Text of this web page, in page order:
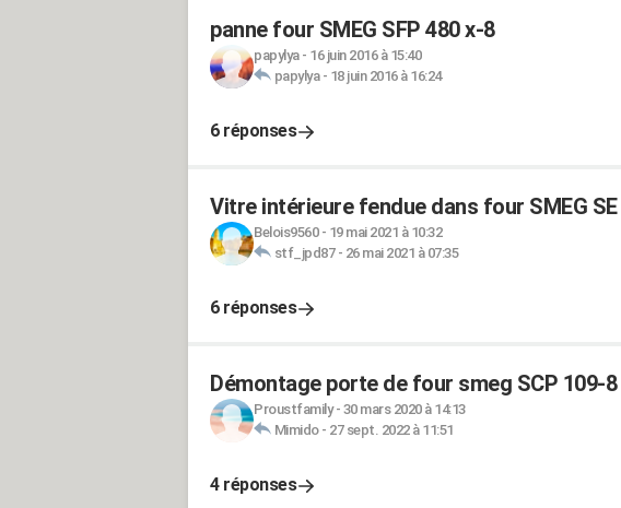
panne four SMEG SFP 480 x-8
papylya- 16 juin 2016 à 15:40
papylya- 18 juin 2016 à 16:24
6 réponses
Vitre intérieure fendue dans four SMEG SE
Belois9560- 19 mai 2021 à 10:32
stf_jpd87- 26 mai 2021 à 07:35
6 réponses
Démontage porte de four smeg SCP 109-8
Proustfamily- 30 mars 2020 à 14:13
Mimido- 27 sept. 2022 à 11:51
4 réponses